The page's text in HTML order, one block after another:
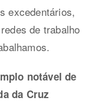
excedentários,
de trabalho
notável de
da Cruz